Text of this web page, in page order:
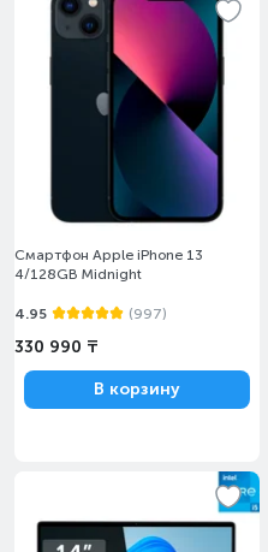
Смартфон Apple iPhone 13
4/128GB Midnight
4.95 (997)
330 990 ₸
В корзину